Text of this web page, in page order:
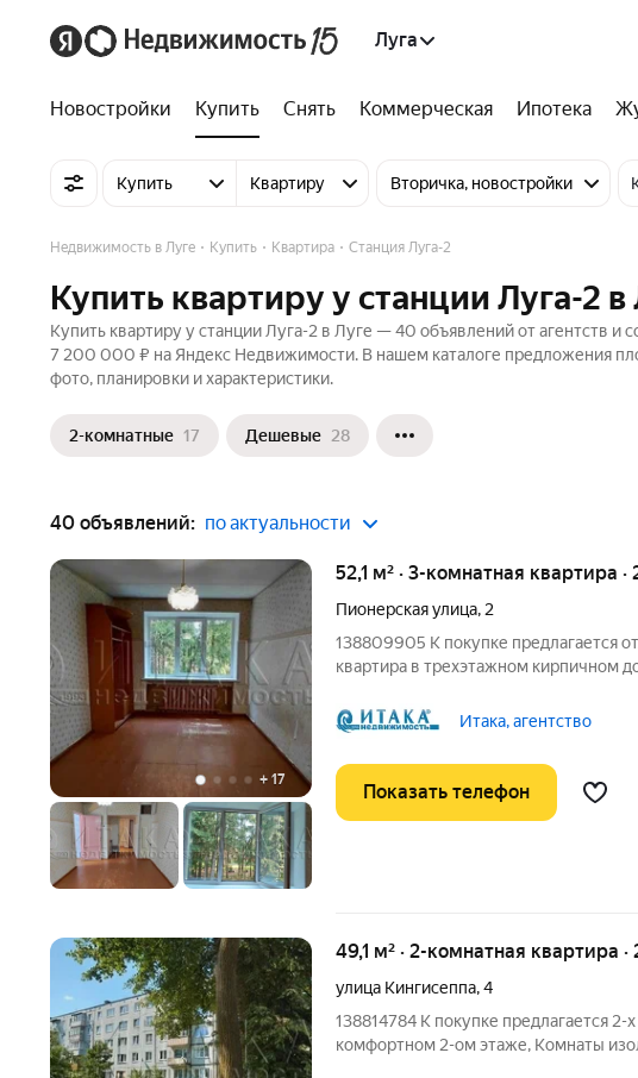
Луга
Новостройки Купить Снять Коммерческая Ипотека
Купить Квартиру Вторичка, новостройки
Недвижимость в Луге Купить Квартира Станция Луга-2
Купить квартиру у станции Луга-2 в
Купить квартиру у станции Луга-2 в Луге — 40 объявлений от агентств
7 200 000 ₽ на Яндекс Недвижимости. В нашем каталоге предложения
фото, планировки и характеристики.
2-комнатные 17 Дешевые 28
40 объявлений: по актуальности
+ 17
52,1 м² · 3-комнатная квартира ·
Пионерская улица, 2
138809905 К покупке предлагается
квартира в трехэтажном кирпичном
кладовые комнаты для каждой
комфорта, так как у
Итака, агентство
Показать телефон
49,1 м² · 2-комнатная квартира
улица Кингисеппа,4
138814784 К покупке предлагается 2-
комфортном 2-ом этаже, Комнаты